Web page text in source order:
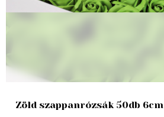
Zöld szappanrózsák 50db 6cm